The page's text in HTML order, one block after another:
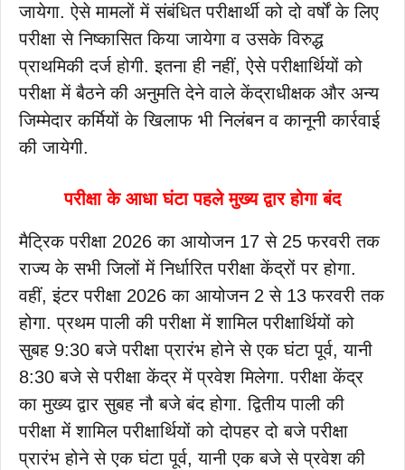
जायेगा. ऐसे मामलों में संबंधित परीक्षार्थी को दो वर्षों के लिए
परीक्षा से निष्कासित किया जायेगा व उसके विरुद्ध
प्राथमिकी दर्ज होगी. इतना ही नहीं, ऐसे परीक्षार्थियों को
परीक्षा में बैठने की अनुमति देने वाले केंद्राधीक्षक और अन्य
जिम्मेदार कर्मियों के खिलाफ भी निलंबन व कानूनी कार्रवाई
की जायेगी.
परीक्षा के आधा घंटा पहले मुख्य द्वार होगा बंद
मैट्रिक परीक्षा 2026 का आयोजन 17 से 25 फरवरी तक
राज्य के सभी जिलों में निर्धारित परीक्षा केंद्रों पर होगा.
वहीं, इंटर परीक्षा 2026 का आयोजन 2 से 13 फरवरी तक
होगा. प्रथम पाली की परीक्षा में शामिल परीक्षार्थियों को
सुबह 9:30 बजे परीक्षा प्रारंभ होने से एक घंटा पूर्व, यानी
8:30 बजे से परीक्षा केंद्र में प्रवेश मिलेगा. परीक्षा केंद्र
का मुख्य द्वार सुबह नौ बजे बंद होगा. द्वितीय पाली की
परीक्षा में शामिल परीक्षार्थियों को दोपहर दो बजे परीक्षा
प्रारंभ होने से एक घंटा पूर्व, यानी एक बजे से प्रवेश की